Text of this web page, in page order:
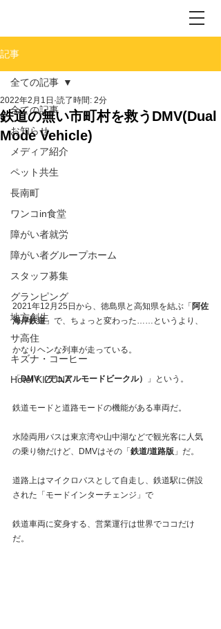
記事
全ての記事
お知らせ
メディア紹介
ペット共生
長南町
ワンコin食堂
障がい者就労
障がい者グループホーム
スタッフ募集
グランピング
地方創生
サ高住
キズナ・コーヒー
Hotel KIZUNA
全ての記事
鉄道の無い市町村を救うDMV(Dual
Mode Vehicle)
2022年2月1日 読了時間: 2分
2021年12月25日から、徳島県と高知県を結ぶ「阿佐
海岸鉄道」で、ちょっと変わった……というより、
かなりヘンな列車が走っている。
「DMV（デュアルモードビークル） 」という。
鉄道モードと道路モードの機能がある車両だ。
水陸両用バスは東京湾や山中湖などで観光客に人気
の乗り物だけど、DMVはその「鉄道/道路版 」だ。
道路上はマイクロバスとして自走し、鉄道駅に併設
された「モードインターチェンジ」で
鉄道車両に変身する、営業運行は世界でココだけ
だ。